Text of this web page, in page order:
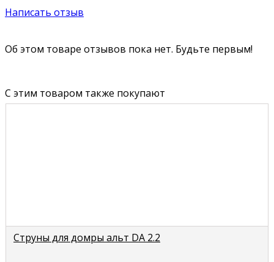
Написать отзыв
Об этом товаре отзывов пока нет. Будьте первым!
С этим товаром также покупают
Струны для домры альт DA 2.2